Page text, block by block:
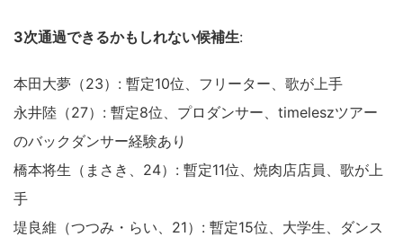
3次通過できるかもしれない候補生:
本田大夢（23）: 暫定10位、フリーター、歌が上手
永井陸（27）: 暫定8位、プロダンサー、timeleszツアー
のバックダンサー経験あり
橋本将生（まさき、24）: 暫定11位、焼肉店店員、歌が上
手
堤良維（つつみ・らい、21）: 暫定15位、大学生、ダンス